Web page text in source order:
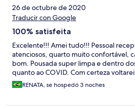
26 de octubre de 2020
Traducir con Google
100% satisfeita
Excelente!!! Amei tudo!!! Pessoal
atenciosos, quarto muito confortável,
bom. Pousada super limpa e dentro
quanto ao COVID. Com certeza
RENATA, se hospedó 3 noches